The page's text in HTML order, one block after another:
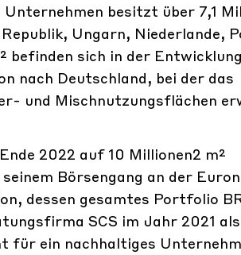
besitzt über 7,1
Ungarn, Niederlande,
befinden sich in der
nach Deutschland, bei der das
und Mischnutzungsflächen
2022 auf 10 Millionen2 m²
Börsengang an der
dessen gesamtes Portfolio
SCS im Jahr 2021 als
für ein nachhaltiges